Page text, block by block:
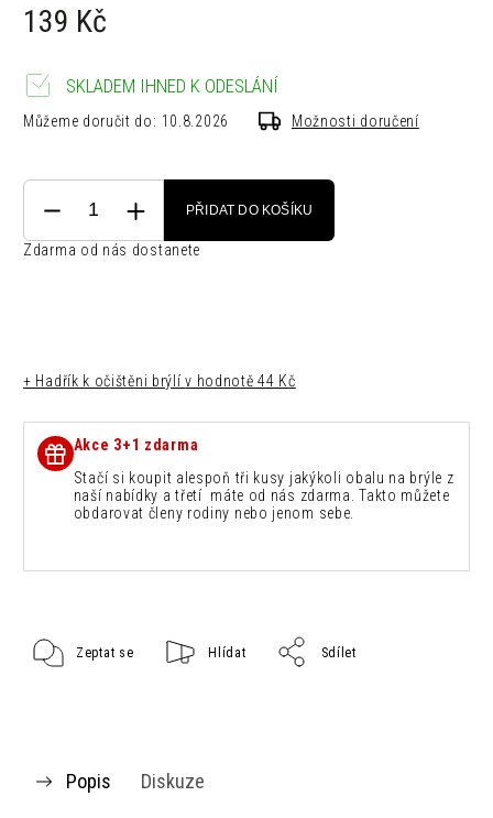
139 Kč
SKLADEM IHNED K ODESLÁNÍ
Můžeme doručit do: 10.8.2026 Možnosti doručení
PŘIDAT DO KOŠÍKU
Zdarma od nás dostanete
+ Hadřík k očištěni brýlív hodnotě 44 Kč
Akce 3+1 zdarma
Stačí si koupit alespoň tři kusy jakýkoli obalu na brýle z
naší nabídky a třetí máte od nás zdarma. Takto můžete
obdarovat členy rodiny nebo jenom sebe.
Zeptat se Hlídat Sdílet
Popis Diskuze